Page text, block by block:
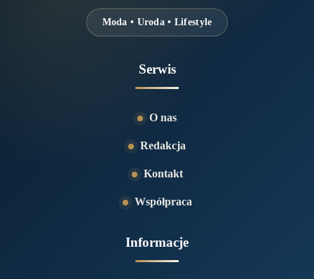
Moda • Uroda • Lifestyle
Serwis
O nas
Redakcja
Kontakt
Współpraca
Informacje